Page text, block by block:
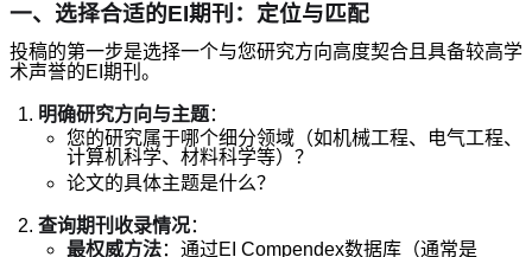
一、选择合适的EI期刊：定位与匹配
投稿的第一步是选择一个与您研究方向高度契合且具备较高学
术声誉的EI期刊。
明确研究方向与主题：
您的研究属于哪个细分领域（如机械工程、电气工程、
计算机科学、材料科学等）？
论文的具体主题是什么？
查询期刊收录情况：
最权威方法：通过EI Compendex数据库（通常是